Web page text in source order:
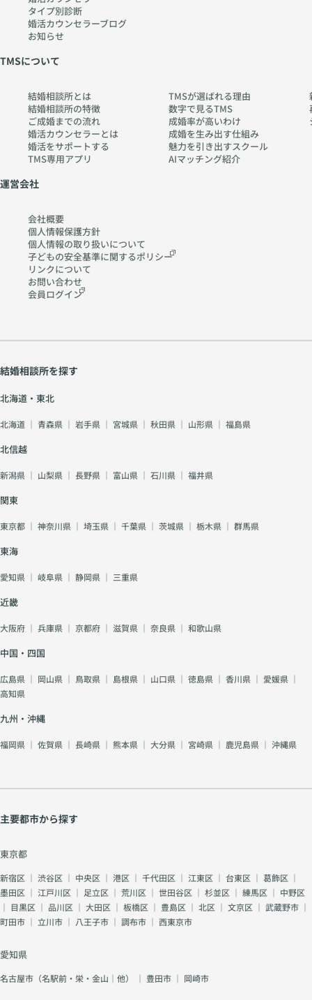
w
w.
ch
err
y-
タイプ別診断
婚活カウンセラーブログ
お知らせ
TMSについて
結婚相談所とは
結婚相談所の特徴
ご成婚までの流れ
婚活カウンセラーとは
婚活をサポートする
TMS専用アプリ
TMSが選ばれる理由
数字で見るTMS
成婚率が高いわけ
成婚を生み出す仕組み
魅力を引き出すスクール
AIマッチング紹介
運営会社
会社概要
個人情報保護方針
個人情報の取り扱いについて
子どもの安全基準に関するポリシー
リンクについて
お問い合わせ
会員ログイン
結婚相談所を探す
北海道・東北
北海道 ｜ 青森県 ｜ 岩手県 ｜ 宮城県 ｜ 秋田県 ｜ 山形県 ｜ 福島県
北信越
新潟県 ｜ 山梨県 ｜ 長野県 ｜ 富山県 ｜ 石川県 ｜ 福井県
関東
東京都 ｜ 神奈川県 ｜ 埼玉県 ｜ 千葉県 ｜ 茨城県 ｜ 栃木県 ｜ 群馬県
東海
愛知県 ｜ 岐阜県 ｜ 静岡県 ｜ 三重県
近畿
大阪府 ｜ 兵庫県 ｜ 京都府 ｜ 滋賀県 ｜ 奈良県 ｜ 和歌山県
中国・四国
広島県 ｜ 岡山県 ｜ 鳥取県 ｜ 島根県 ｜ 山口県 ｜ 徳島県 ｜ 香川県 ｜ 愛媛県 ｜
高知県
九州・沖縄
福岡県 ｜ 佐賀県 ｜ 長崎県 ｜ 熊本県 ｜ 大分県 ｜ 宮崎県 ｜ 鹿児島県 ｜ 沖縄県
主要都市から探す
東京都
新宿区 ｜ 渋谷区 ｜ 中央区 ｜ 港区 ｜ 千代田区 ｜ 江東区 ｜ 台東区 ｜ 葛飾区 ｜
墨田区 ｜ 江戸川区 ｜ 足立区 ｜ 荒川区 ｜ 世田谷区 ｜ 杉並区 ｜ 練馬区 ｜ 中野区
｜ 目黒区 ｜ 品川区 ｜ 大田区 ｜ 板橋区 ｜ 豊島区 ｜ 北区 ｜ 文京区 ｜ 武蔵野市 ｜
町田市 ｜ 立川市 ｜ 八王子市 ｜ 調布市 ｜ 西東京市
愛知県
名古屋市（名駅前・栄・金山｜他） ｜ 豊田市 ｜ 岡崎市